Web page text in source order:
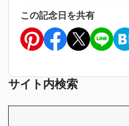
この記念日を共有
サイト内検索